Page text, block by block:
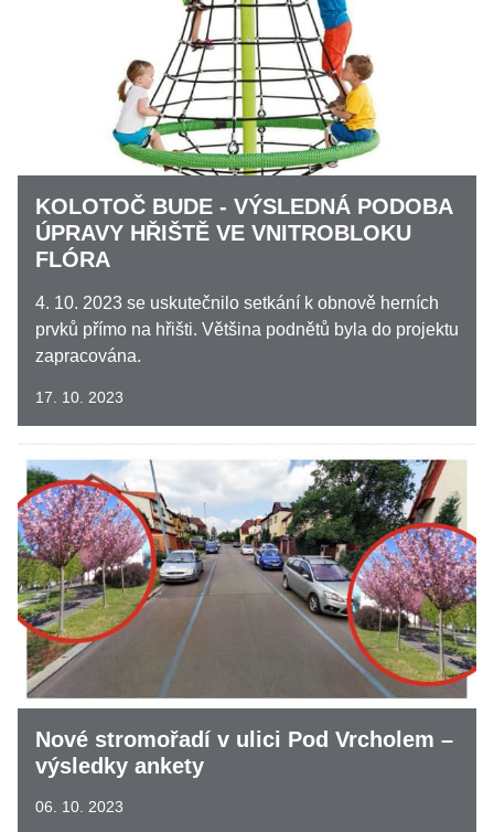
KOLOTOČ BUDE - VÝSLEDNÁ PODOBA
ÚPRAVY HŘIŠTĚ VE VNITROBLOKU
FLÓRA
4. 10. 2023 se uskutečnilo setkání k obnově herních
prvků přímo na hřišti. Většina podnětů byla do projektu
zapracována.
17. 10. 2023
Nové stromořadí v ulici Pod Vrcholem –
výsledky ankety
06. 10. 2023